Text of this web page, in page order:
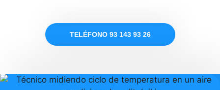
TELÉFONO 93 143 93 26